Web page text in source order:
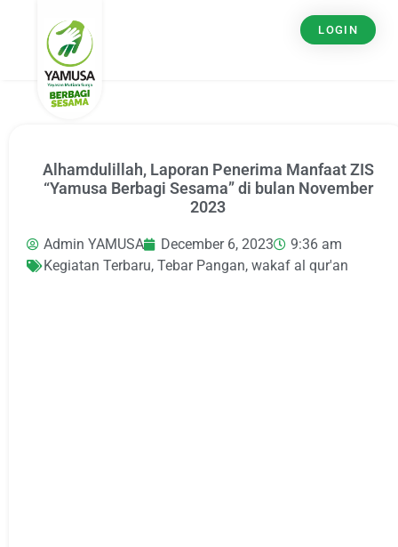
LOGIN
Alhamdulillah, Laporan Penerima Manfaat ZIS
“Yamusa Berbagi Sesama” di bulan November
2023
Admin YAMUSA December 6, 2023
9:36 am
Kegiatan Terbaru, Tebar Pangan, wakaf al qur'an